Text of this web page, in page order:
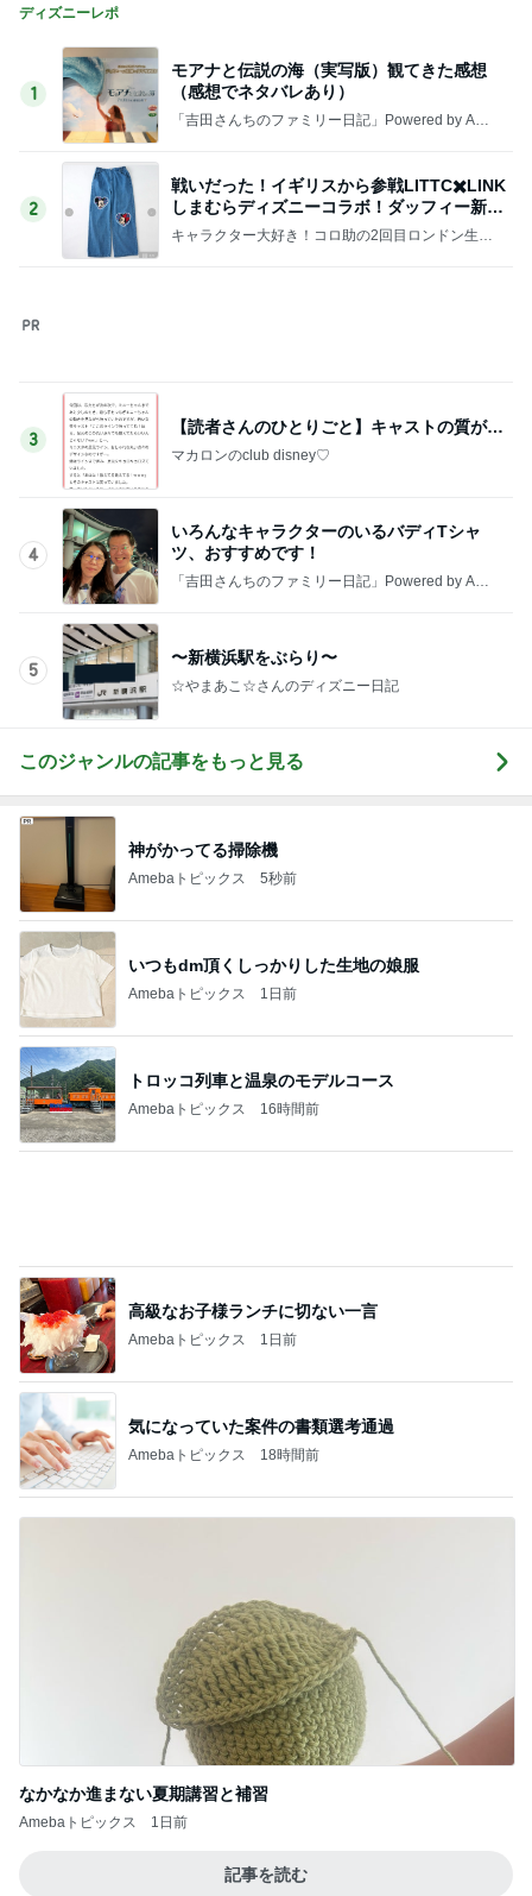
3
【読者さんのひとりごと】キャストの質が…
4
いろんなキャラクターのいるバディTシャ
ツ、おすすめです！
「吉田さんちのファミリー日記」Powered by Ame
5
このジャンルの記事をもっと見る
神がかってる掃除機
Amebaトピックス 5秒前
いつもdm頂くしっかりした生地の娘服
Amebaトピックス 1日前
Amebaトピックス 16時間前
高級なお子様ランチに切ない一言
Amebaトピックス 1日前
気になっていた案件の書類選考通過
Amebaトピックス 18時間前
なかなか進まない夏期講習と補習
Amebaトピックス
昔から大好きな喫茶店のナポリタン
Amebaトピックス 1日前
母が作ってくれた長崎ちゃんぽん
Amebaトピックス 1日前
Amebaトピックス 2日前